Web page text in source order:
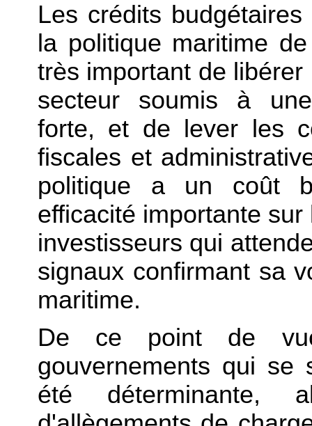
Les crédits
la politique maritime
très important de
secteur soumis à
forte, et de lever les
fiscales et
politique a un coût
efficacité importante
investisseurs qui
signaux confirmant sa
maritime.
De ce point de
gouvernements qui se
été déterminante,